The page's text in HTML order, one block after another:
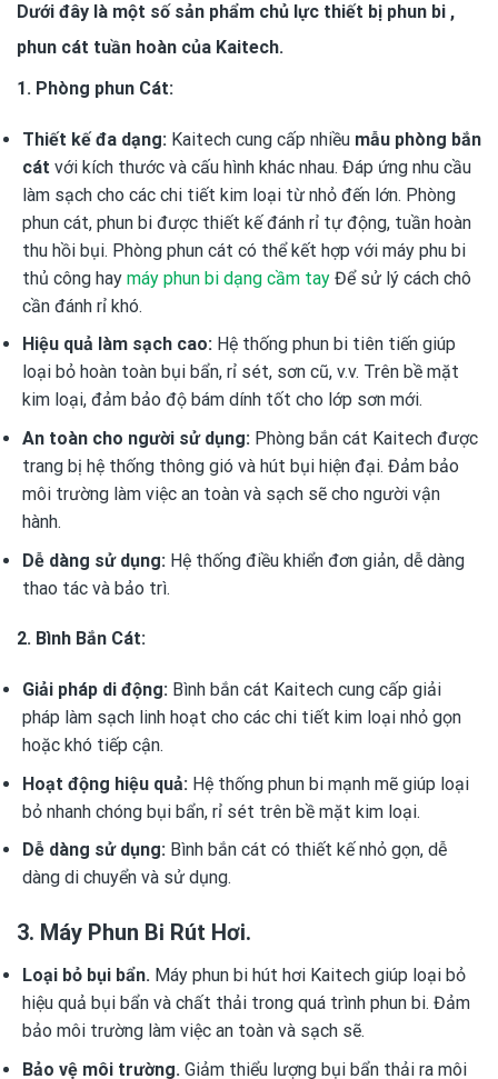
Dưới đây là một số sản phẩm chủ lực thiết bị phun bi ,
phun cát tuần hoàn của Kaitech.
1. Phòng phun Cát:
Thiết kế đa dạng:Kaitech cung cấp nhiều mẫu phòng bắn
cát với kích thước và cấu hình khác nhau. Đáp ứng nhu cầu
làm sạch cho các chi tiết kim loại từ nhỏ đến lớn. Phòng
phun cát, phun bi được thiết kế đánh rỉ tự động, tuần hoàn
thu hồi bụi. Phòng phun cát có thể kết hợp với máy phu bi
thủ công hay máy phun bi dạng cầm tayĐể sử lý cách chô
cần đánh rỉ khó.
Hiệu quả làm sạch cao:Hệ thống phun bi tiên tiến giúp
loại bỏ hoàn toàn bụi bẩn, rỉ sét, sơn cũ, v.v. Trên bề mặt
kim loại, đảm bảo độ bám dính tốt cho lớp sơn mới.
An toàn cho người sử dụng:Phòng bắn cát Kaitech được
trang bị hệ thống thông gió và hút bụi hiện đại. Đảm bảo
môi trường làm việc an toàn và sạch sẽ cho người vận
hành.
Dễ dàng sử dụng:Hệ thống điều khiển đơn giản, dễ dàng
thao tác và bảo trì.
2. Bình Bắn Cát:
Giải pháp di động:Bình bắn cát Kaitech cung cấp giải
pháp làm sạch linh hoạt cho các chi tiết kim loại nhỏ gọn
hoặc khó tiếp cận.
Hoạt động hiệu quả:Hệ thống phun bi mạnh mẽ giúp loại
bỏ nhanh chóng bụi bẩn, rỉ sét trên bề mặt kim loại.
Dễ dàng sử dụng:Bình bắn cát có thiết kế nhỏ gọn, dễ
dàng di chuyển và sử dụng.
3. Máy Phun Bi Rút Hơi.
Loại bỏ bụi bẩn.Máy phun bi hút hơi Kaitech giúp loại bỏ
hiệu quả bụi bẩn và chất thải trong quá trình phun bi. Đảm
bảo môi trường làm việc an toàn và sạch sẽ.
Bảo vệ môi trường. Giảm thiểu lượng bụi bẩn thải ra môi